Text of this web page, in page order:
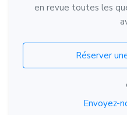
en revue toutes les
Réserver
Envoyez-